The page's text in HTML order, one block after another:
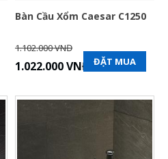
Bàn Cầu Xổm Caesar C1250
1.102.000 VNĐ
1.022.000 VNĐ ĐẶT MUA